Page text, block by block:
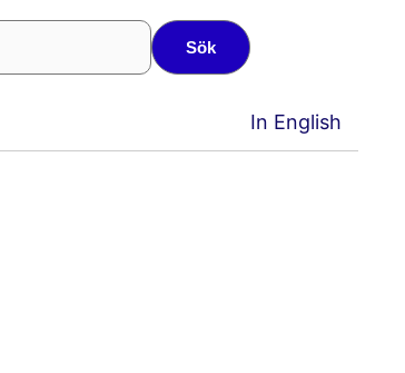
Sök
In English